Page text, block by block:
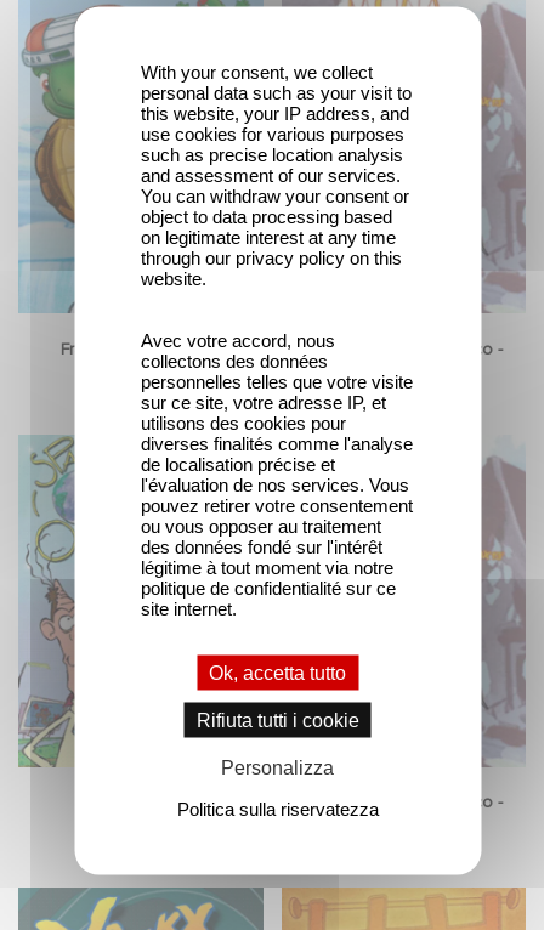
Franklin - Stagione 6
Milly - Vampiro per gioco -
Stagione 3
Gli Astromartin
Milly - Vampiro per gioco -
With your consent, we collect
personal data such as your visit to
this website, your IP address, and
use cookies for various purposes
such as precise location analysis
and assessment of our services.
You can withdraw your consent or
object to data processing based
on legitimate interest at any time
through our privacy policy on this
website.
Avec votre accord, nous
collectons des données
personnelles telles que votre visite
sur ce site, votre adresse IP, et
utilisons des cookies pour
diverses finalités comme l'analyse
de localisation précise et
l'évaluation de nos services. Vous
pouvez retirer votre consentement
ou vous opposer au traitement
des données fondé sur l'intérêt
légitime à tout moment via notre
politique de confidentialité sur ce
site internet.
Ok, accetta tutto
Rifiuta tutti i cookie
Personalizza
Politica sulla riservatezza